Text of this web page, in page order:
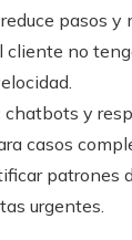
pasos y
cliente no
chatbots y
casos
patrones
urgentes.